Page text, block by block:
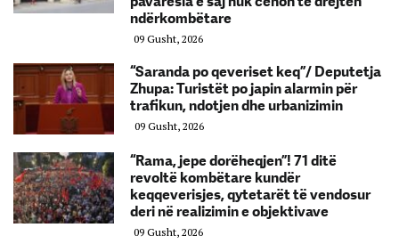
ndërkombëtare
09 Gusht, 2026
“Saranda po qeveriset keq”/ Deputetja
Zhupa: Turistët po japin alarmin për
trafikun, ndotjen dhe urbanizimin
09 Gusht, 2026
“Rama, jepe dorëheqjen”! 71 ditë
revoltë kombëtare kundër
keqqeverisjes, qytetarët të vendosur
deri në realizimin e objektivave
09 Gusht, 2026